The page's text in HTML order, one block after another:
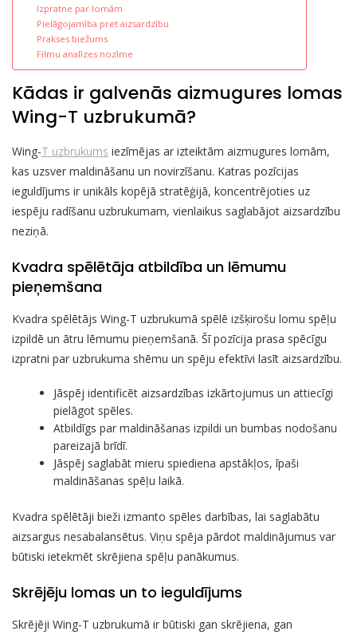
Izpratne par lomām
Pielāgojamība pret aizsardzību
Prakses biežums
Filmu analīzes nozīme
Kādas ir galvenās aizmugures lomas
Wing-T uzbrukumā?
Wing-T uzbrukums iezīmējas ar izteiktām aizmugures lomām,
kas uzsver maldināšanu un novirzīšanu. Katras pozīcijas
ieguldījums ir unikāls kopējā stratēģijā, koncentrējoties uz
iespēju radīšanu uzbrukumam, vienlaikus saglabājot aizsardzību
neziņā.
Kvadra spēlētāja atbildība un lēmumu
pieņemšana
Kvadra spēlētājs Wing-T uzbrukumā spēlē izšķirošu lomu spēļu
izpildē un ātru lēmumu pieņemšanā. Šī pozīcija prasa spēcīgu
izpratni par uzbrukuma shēmu un spēju efektīvi lasīt aizsardzību.
Jāspēj identificēt aizsardzības izkārtojumus un attiecīgi
pielāgot spēles.
Atbildīgs par maldināšanas izpildi un bumbas nodošanu
pareizajā brīdī.
Jāspēj saglabāt mieru spiediena apstākļos, īpaši
maldināšanas spēļu laikā.
Kvadra spēlētāji bieži izmanto spēles darbības, lai saglabātu
aizsargus nesabalansētus. Viņu spēja pārdot maldinājumus var
būtiski ietekmēt skrējiena spēļu panākumus.
Skrējēju lomas un to ieguldījums
Skrējēji Wing-T uzbrukumā ir būtiski gan skrējiena, gan